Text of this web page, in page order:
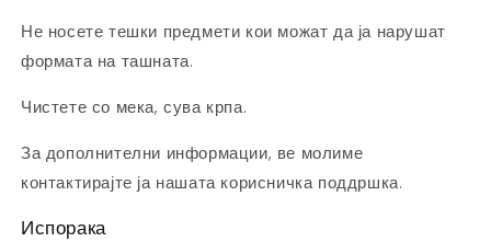
Не носете тешки предмети кои можат да ја нарушат
формата на ташната.
Чистете со мека, сува крпа.
За дополнителни информации, ве молиме
контактирајте ја нашата корисничка поддршка.
Испорака